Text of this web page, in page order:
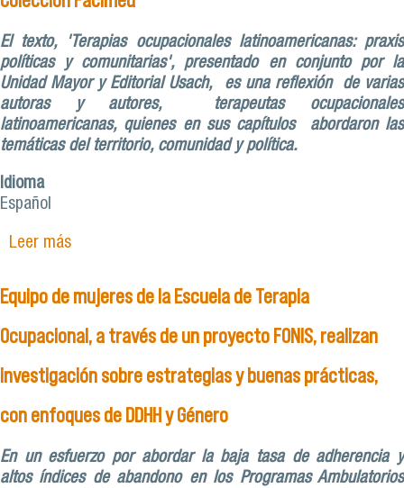
El texto, 'Terapias ocupacionales latinoamericanas: praxis
políticas y comunitarias', presentado en conjunto por la
Unidad Mayor y Editorial Usach, es una reflexión de varias
autoras y autores, terapeutas ocupacionales
latinoamericanas, quienes en sus capítulos abordaron las
temáticas del territorio, comunidad y política.
Idioma
Español
Leer mássobre Facultad de Ciencias Médicas suma un
Equipo de mujeres de la Escuela de Terapia
Ocupacional, a través de un proyecto FONIS, realizan
investigación sobre estrategias y buenas prácticas,
con enfoques de DDHH y Género
En un esfuerzo por abordar la baja tasa de adherencia y
altos índices de abandono en los Programas Ambulatorios